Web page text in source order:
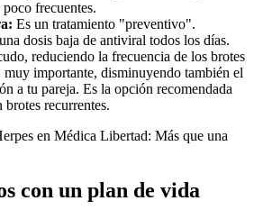
frecuentes.
Es un tratamiento "preventivo".
dosis baja de antiviral todos los días.
reduciendo la frecuencia de los brotes
muy importante, disminuyendo también el
a tu pareja. Es la opción recomendada
brotes recurrentes.
en Médica Libertad: Más que una
con un plan de vida